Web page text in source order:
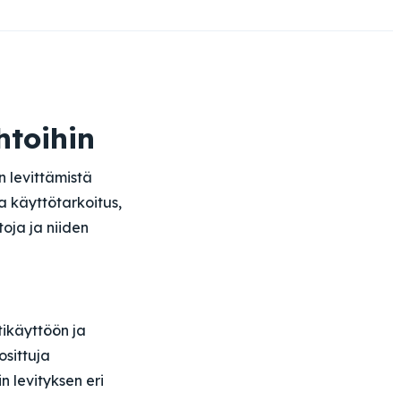
levittämistä
käyttötarkoitus,
ja niiden
ja
levityksen eri